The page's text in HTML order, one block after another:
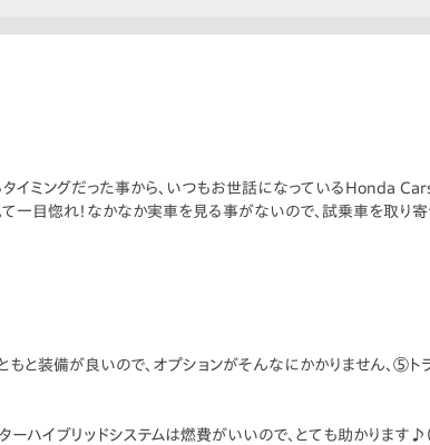
タイミングだった事から、いつもお世話になっているHonda
一目惚れ！なかなか実車を見る事がないので、試乗車を取り
と装備が良いので、オプションがそんなにかかりません、⑤ト
ーハイブリッドシステムは燃費がいいので、とても助かりま